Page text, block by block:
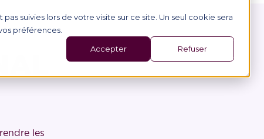
suivies lors de votre visite sur ce site. Un seul cookie sera
préférences.
Accepter Refuser
les